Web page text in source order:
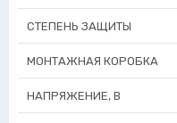
СТЕПЕНЬ ЗАЩИТЫ
МОНТАЖНАЯ КОРОБКА
НАПРЯЖЕНИЕ, В